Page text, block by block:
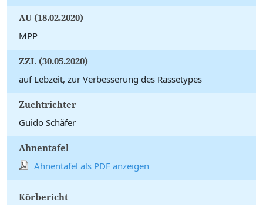
AU (18.02.2020)
MPP
ZZL (30.05.2020)
auf Lebzeit, zur Verbesserung des Rassetypes
Zuchtrichter
Guido Schäfer
Ahnentafel
Ahnentafel als PDF anzeigen
Körbericht